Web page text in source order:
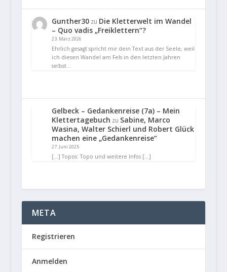
Gunther30zu Die Kletterwelt im Wandel
– Quo vadis „Freiklettern“?
23. März 2026
Ehrlich gesagt spricht mir dein Text aus der Seele, weil
ich diesen Wandel am Fels in den letzten Jahren
selbst…
Gelbeck – Gedankenreise (7a) – Mein
Klettertagebuch zu Sabine, Marco
Wasina, Walter Schierl und Robert Glück
machen eine „Gedankenreise“
27. Juni 2025
[…] Topos: Topo und weitere Infos […]
META
Registrieren
Anmelden